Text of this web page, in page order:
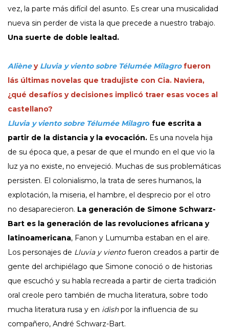
vez, la parte más difícil del asunto. Es crear una musicalidad
nueva sin perder de vista la que precede a nuestro trabajo.
Una suerte de doble lealtad.
Alièney Lluvia y viento sobre Télumée Milagrofueron
lás últimas novelas que tradujiste con Cia. Naviera,
¿qué desafíos y decisiones implicó traer esas voces al
castellano?
Lluvia y viento sobre Télumée Milagro fue escrita a
partir de la distancia y la evocación. Es una novela hija
de su época que, a pesar de que el mundo en el que vio la
luz ya no existe, no envejeció. Muchas de sus problemáticas
persisten. El colonialismo, la trata de seres humanos, la
explotación, la miseria, el hambre, el desprecio por el otro
no desaparecieron. La generación de Simone Schwarz-
Bart es la generación de las revoluciones africana y
latinoamericana, Fanon y Lumumba estaban en el aire.
Los personajes de Lluvia y vientofueron creados a partir de
gente del archipiélago que Simone conoció o de historias
que escuchó y su habla recreada a partir de cierta tradición
oral creole pero también de mucha literatura, sobre todo
mucha literatura rusa y en idishpor la influencia de su
compañero, André Schwarz-Bart.